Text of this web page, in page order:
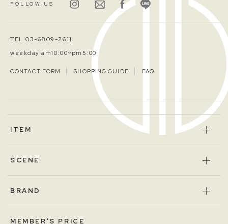
FOLLOW US
TEL 03-6809-2611
weekday am10:00~pm5:00
CONTACT FORM SHOPPING GUIDE FAQ
ITEM
SCENE
BRAND
MEMBER’S PRICE